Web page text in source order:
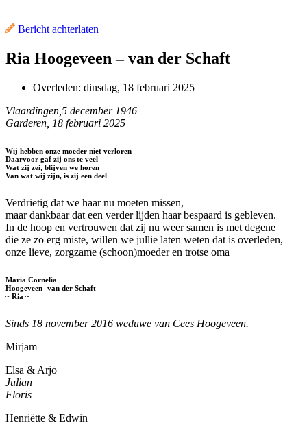
Bericht achterlaten
Ria Hoogeveen – van der Schaft
Overleden: dinsdag, 18 februari 2025
Vlaardingen,5 december 1946
Garderen, 18 februari 2025
Wij hebben onze moeder niet verloren
Daarvoor gaf zij ons te veel
Wat zij zei, blijven we horen
Van wat wij zijn, is zij een deel
Verdrietig dat we haar nu moeten missen,
maar dankbaar dat een verder lijden haar bespaard is gebleven.
In de hoop en vertrouwen dat zij nu weer samen is met degene
die ze zo erg miste, willen we jullie laten weten dat is overleden,
onze lieve, zorgzame (schoon)moeder en trotse oma
Maria Cornelia
Hoogeveen- van der Schaft
~ Ria ~
Sinds 18 november 2016 weduwe van Cees Hoogeveen.
Mirjam
Elsa & Arjo
Julian
Floris
Henriëtte & Edwin